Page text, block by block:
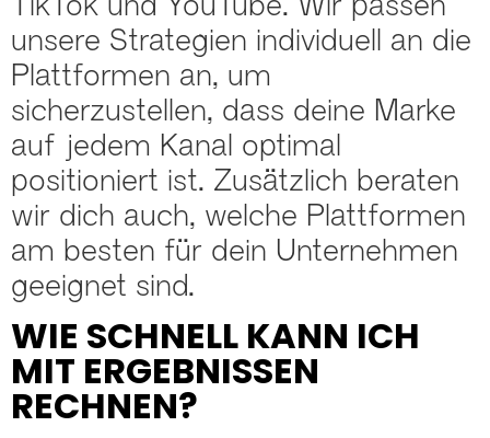
unsere Strategien individuell an die
Plattformen an, um
sicherzustellen, dass deine Marke
auf jedem Kanal optimal
positioniert ist. Zusätzlich beraten
wir dich auch, welche Plattformen
am besten für dein Unternehmen
geeignet sind.
WIE SCHNELL KANN ICH
MIT ERGEBNISSEN
RECHNEN?